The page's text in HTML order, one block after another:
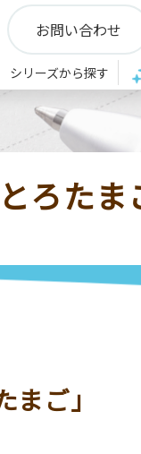
シリーズから探す
お問い合わせ
とろたまご」ポリ袋
ろた
ご」